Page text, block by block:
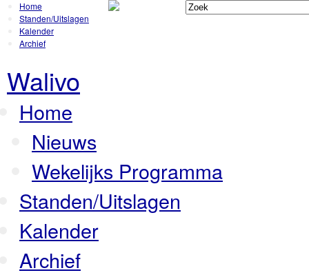
Home
Standen/Uitslagen
Kalender
Archief
Walivo
Home
Nieuws
Wekelijks Programma
Standen/Uitslagen
Kalender
Archief